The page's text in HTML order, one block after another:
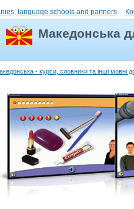
language schools and partners
Македонська
- курси, словники та інші мовні